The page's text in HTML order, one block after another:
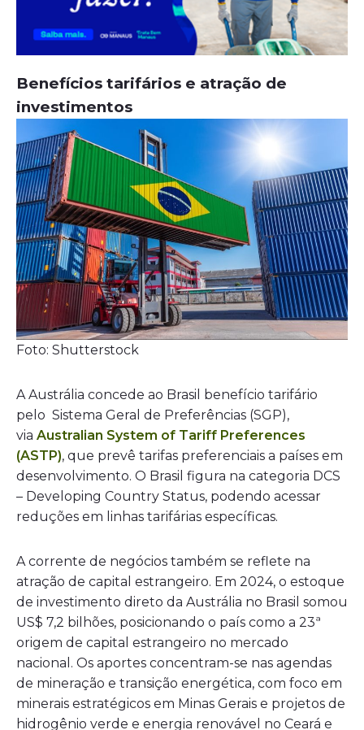
Benefícios tarifários e atração de
investimentos
Foto: Shutterstock
A Austrália concede ao Brasil benefício tarifário
pelo Sistema Geral de Preferências (SGP),
via Australian System of Tariff Preferences
(ASTP), que prevê tarifas preferenciais a países em
desenvolvimento. O Brasil figura na categoria DCS
– Developing Country Status, podendo acessar
reduções em linhas tarifárias específicas.
A corrente de negócios também se reflete na
atração de capital estrangeiro. Em 2024, o estoque
de investimento direto da Austrália no Brasil somou
US$ 7,2 bilhões, posicionando o país como a 23ª
origem de capital estrangeiro no mercado
nacional. Os aportes concentram-se nas agendas
de mineração e transição energética, com foco em
minerais estratégicos em Minas Gerais e projetos de
hidrogênio verde e energia renovável no Ceará e